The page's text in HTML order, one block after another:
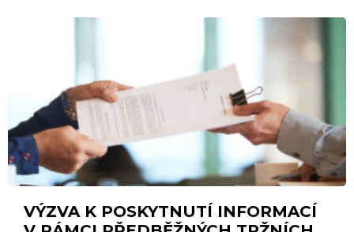
VÝZVA K POSKYTNUTÍ INFORMACÍ